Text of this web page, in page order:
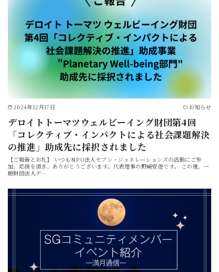
2024年12月17日 お知らせ
デロイトトーマツウェルビーイング財団第4回
「コレクティブ・インパクトによる社会課題解決
の推進」助成先に採択されました
【ご報告とお礼】 いつもNPO法人セブン・ジェネレーションズの活動にご参
加、応援を頂き、ありがとうございます。代表理事の野崎安澄です。 この度、一
般財団法人デ…